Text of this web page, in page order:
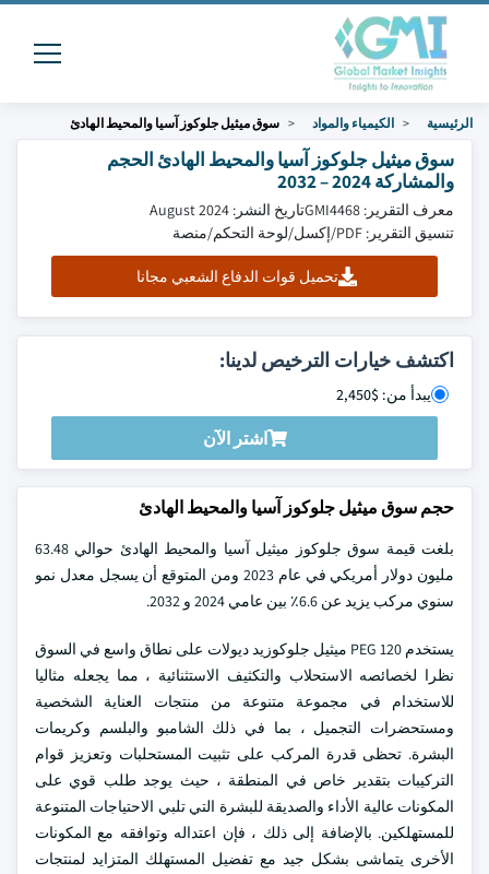
الرئيسية الكيمياء والمواد سوق ميثيل جلوكوز آسيا والمحيط الهادئ
سوق ميثيل جلوكوز آسيا والمحيط الهادئ الحجم
والمشاركة 2024 – 2032
معرف التقرير: GMI4468
تاريخ النشر: August 2024
تنسيق التقرير: PDF/إكسل/لوحة التحكم/منصة
تحميل قوات الدفاع الشعبي مجانا
اكتشف خيارات الترخيص لدينا:
يبدأ من: $2,450
اشتر الآن
حجم سوق ميثيل جلوكوز آسيا والمحيط الهادئ
بلغت قيمة سوق جلوكوز ميثيل آسيا والمحيط الهادئ حوالي 63.48
مليون دولار أمريكي في عام 2023 ومن المتوقع أن يسجل معدل نمو
سنوي مركب يزيد عن 6.6٪ بين عامي 2024 و 2032.
يستخدم PEG 120 ميثيل جلوكوزيد ديولات على نطاق واسع في السوق
نظرا لخصائصه الاستحلاب والتكثيف الاستثنائية ، مما يجعله مثاليا
للاستخدام في مجموعة متنوعة من منتجات العناية الشخصية
ومستحضرات التجميل ، بما في ذلك الشامبو والبلسم وكريمات
البشرة. تحظى قدرة المركب على تثبيت المستحلبات وتعزيز قوام
التركيبات بتقدير خاص في المنطقة ، حيث يوجد طلب قوي على
المكونات عالية الأداء والصديقة للبشرة التي تلبي الاحتياجات المتنوعة
للمستهلكين. بالإضافة إلى ذلك ، فإن اعتداله وتوافقه مع المكونات
الأخرى يتماشى بشكل جيد مع تفضيل المستهلك المتزايد لمنتجات